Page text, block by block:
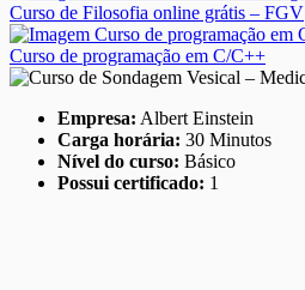
Curso de Filosofia online grátis – FGV
Curso de programação em C/C++
Empresa: Albert Einstein
Carga horária: 30 Minutos
Nível do curso: Básico
Possui certificado: 1